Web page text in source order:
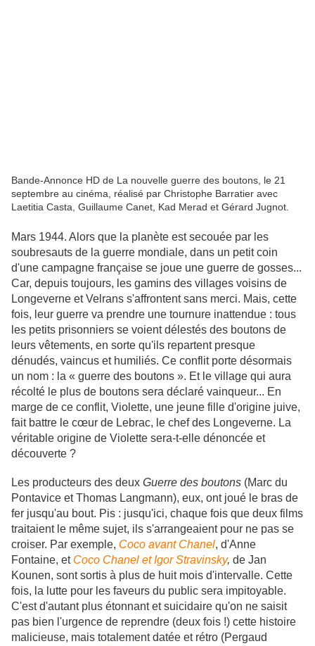
Bande-Annonce HD de La nouvelle guerre des boutons, le 21
septembre au cinéma, réalisé par Christophe Barratier avec
Laetitia Casta, Guillaume Canet, Kad Merad et Gérard Jugnot.
Mars 1944. Alors que la planète est secouée par les
soubresauts de la guerre mondiale, dans un petit coin
d'une campagne française se joue une guerre de gosses...
Car, depuis toujours, les gamins des villages voisins de
Longeverne et Velrans s'affrontent sans merci. Mais, cette
fois, leur guerre va prendre une tournure inattendue : tous
les petits prisonniers se voient délestés des boutons de
leurs vêtements, en sorte qu'ils repartent presque
dénudés, vaincus et humiliés. Ce conflit porte désormais
un nom : la « guerre des boutons ». Et le village qui aura
récolté le plus de boutons sera déclaré vainqueur... En
marge de ce conflit, Violette, une jeune fille d'origine juive,
fait battre le cœur de Lebrac, le chef des Longeverne. La
véritable origine de Violette sera-t-elle dénoncée et
découverte ?
Les producteurs des deux Guerre des boutons (Marc du
Pontavice et Thomas Langmann), eux, ont joué le bras de
fer jusqu'au bout. Pis : jusqu'ici, chaque fois que deux films
traitaient le même sujet, ils s'arrangeaient pour ne pas se
croiser. Par exemple, Coco avant Chanel, d'Anne
Fontaine, et Coco Chanel et Igor Stravinsky, de Jan
Kounen, sont sortis à plus de huit mois d'intervalle. Cette
fois, la lutte pour les faveurs du public sera impitoyable.
C'est d'autant plus étonnant et suicidaire qu'on ne saisit
pas bien l'urgence de reprendre (deux fois !) cette histoire
malicieuse, mais totalement datée et rétro (Pergaud